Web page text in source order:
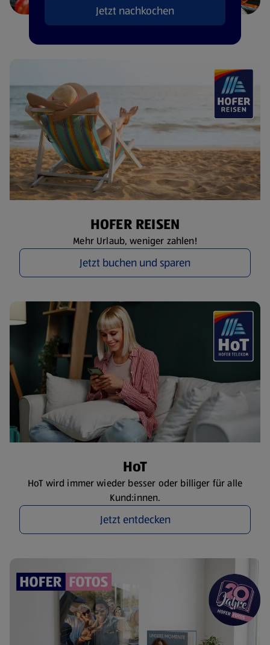
Jetzt nachkochen
HOFER REISEN
Mehr Urlaub, weniger zahlen!
Jetzt buchen und sparen
HoT
HoT wird immer wieder besser oder billiger für alle
Kund:innen.
Jetzt entdecken